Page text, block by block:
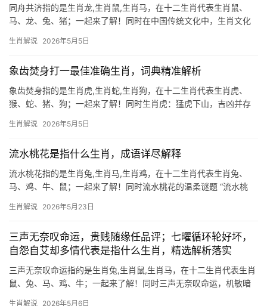
同舟共济指的是生肖龙,生肖鼠,生肖马，在十二生肖代表生肖鼠、
马、龙、兔、猪；一起来了解！同时在中国传统文化中，生肖文化
济的智慧、半空里火把的指引、龙钟归海的隐喻，无不与十二生肖
生肖解说 2026年5月5日
象齿焚身打一最佳准确生肖，词典精准解析
象齿焚身指的是生肖虎,生肖蛇,生肖狗，在十二生肖代表生肖虎、
猴、蛇、猪、狗；一起来了解！同时生肖虎：猛虎下山，吉凶并存
上半年事业运势极为难得，尤其29岁至51岁者，易遇贵人提携，项
生肖解说 2026年5月5日
流水桃花是指什么生肖，成语详尽解释
流水桃花指的是生肖兔,生肖马,生肖鸡，在十二生肖代表生肖兔、
马、鸡、牛、鼠；一起来了解！同时流水桃花的温柔谜题 “流水桃
联系极为紧密，兔属卯木，性柔似水，桃花星动时，生肖兔的姻缘
生肖解说 2026年5月23日
三声无奈叹命运，贵贱随缘任品评；七曜循环轮好坏，
自怨自艾却多情代表是指什么生肖，精选解析落实
三声无奈叹命运指的是生肖兔,生肖鼠,生肖马，在十二生肖代表生肖
鼠、兔、马、鸡、牛；一起来了解！同时三声无奈叹命运，机敏暗
生肖解说 2026年5月6日